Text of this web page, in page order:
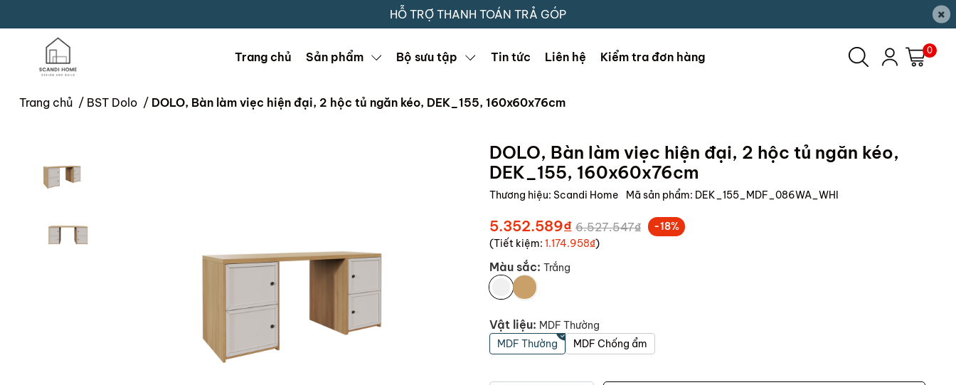
HỖ TRỢ THANH TOÁN TRẢ GÓP ×
Trang chủ Sản phẩm Bộ sưu tập Tin tức Liên hệ Kiểm tra đơn hàng 0
Trang chủ / BST Dolo / DOLO, Bàn làm viẹc hiện đại, 2 hộc tủ ngăn kéo, DEK_155, 160x60x76cm
DOLO, Bàn làm viẹc hiện đại, 2 hộc tủ ngăn kéo,
DEK_155, 160x60x76cm
Thương hiệu: Scandi Home Mã sản phẩm: DEK_155_MDF_086WA_WHI
5.352.589₫ 6.527.547₫
-18%
(Tiết kiệm: 1.174.958₫)
Màu sắc: Trắng
Vật liệu: MDF Thường
MDF Thường
MDF Chống ẩm